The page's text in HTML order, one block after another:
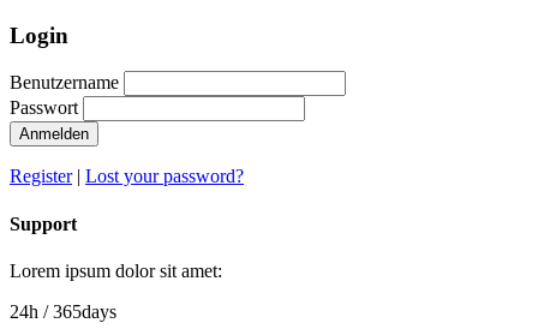
Login
Benutzername
Passwort
Anmelden
Register| Lost your password?
Support
Lorem ipsum dolor sit amet:
24h / 365days